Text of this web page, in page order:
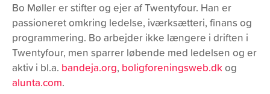
Bo Møller er stifter og ejer af Twentyfour. Han er
passioneret omkring ledelse, iværksætteri, finans og
programmering. Bo arbejder ikke længere i driften i
Twentyfour, men sparrer løbende med ledelsen og er
aktiv i bl.a. bandeja.org, boligforeningsweb.dk og
alunta.com.